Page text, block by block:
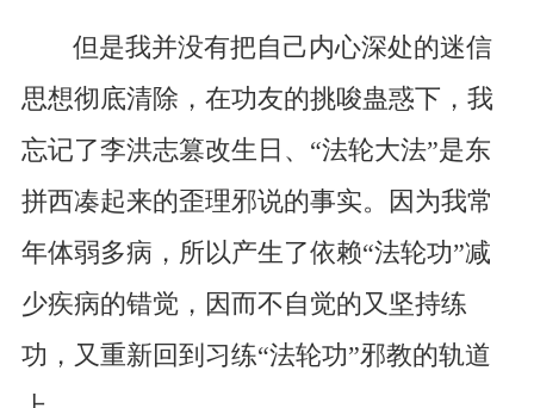
但是我并没有把自己内心深处的迷信
思想彻底清除，在功友的挑唆蛊惑下，我
忘记了李洪志篡改生日、“法轮大法”是东
拼西凑起来的歪理邪说的事实。因为我常
年体弱多病，所以产生了依赖“法轮功”减
少疾病的错觉，因而不自觉的又坚持练
功，又重新回到习练“法轮功”邪教的轨道